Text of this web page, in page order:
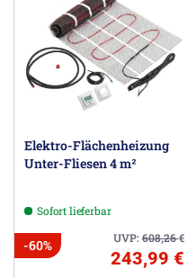
Elektro-Flächenheizung
Unter-Fliesen 4 m²
Sofort lieferbar
UVP:608,26€
-60%
243,99 €